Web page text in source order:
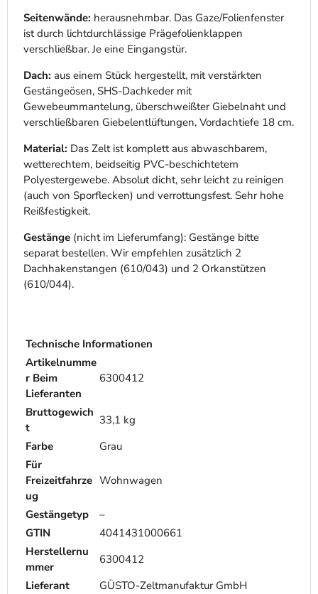
Seitenwände: herausnehmbar. Das Gaze/Folienfenster
ist durch lichtdurchlässige Prägefolienklappen
verschließbar. Je eine Eingangstür.
Dach: aus einem Stück hergestellt, mit verstärkten
Gestängeösen, SHS-Dachkeder mit
Gewebeummantelung, überschweißter Giebelnaht und
verschließbaren Giebelentlüftungen, Vordachtiefe 18 cm.
Material: Das Zelt ist komplett aus abwaschbarem,
wetterechtem, beidseitig PVC-beschichtetem
Polyestergewebe. Absolut dicht, sehr leicht zu reinigen
(auch von Sporflecken) und verrottungsfest. Sehr hohe
Reißfestigkeit.
Gestänge(nicht im Lieferumfang): Gestänge bitte
separat bestellen. Wir empfehlen zusätzlich 2
Dachhakenstangen (610/043) und 2 Orkanstützen
(610/044).
Technische Informationen
Artikelnumme
r Beim
Lieferanten
6300412
Bruttogewich
t
33,1 kg
Farbe
Grau
Für
Freizeitfahrze
ug
Wohnwagen
Gestängetyp
–
GTIN
4041431000661
Herstellernu
mmer
6300412
Lieferant
GÜSTO-Zeltmanufaktur GmbH